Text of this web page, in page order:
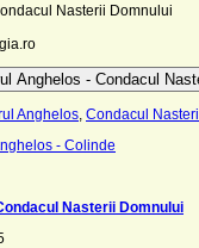
Nasterii Domnului
Anghelos - Condacul
Anghelos Condacul
- Colinde
Nasterii Domnului